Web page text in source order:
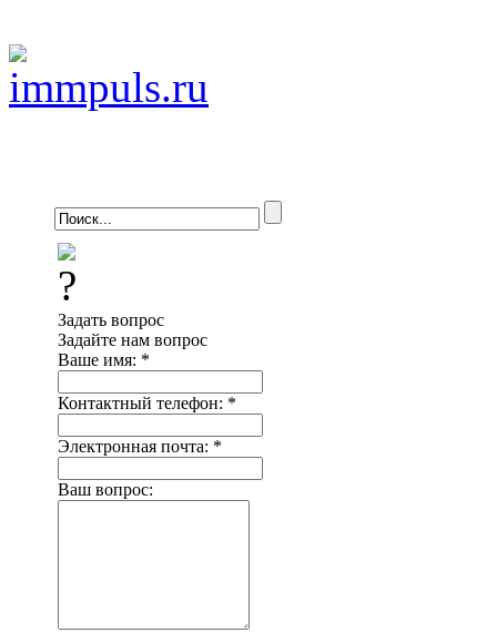
Задать вопрос
Задайте нам вопрос
Ваше имя: *
Контактный телефон: *
Электронная почта: *
Ваш вопрос: